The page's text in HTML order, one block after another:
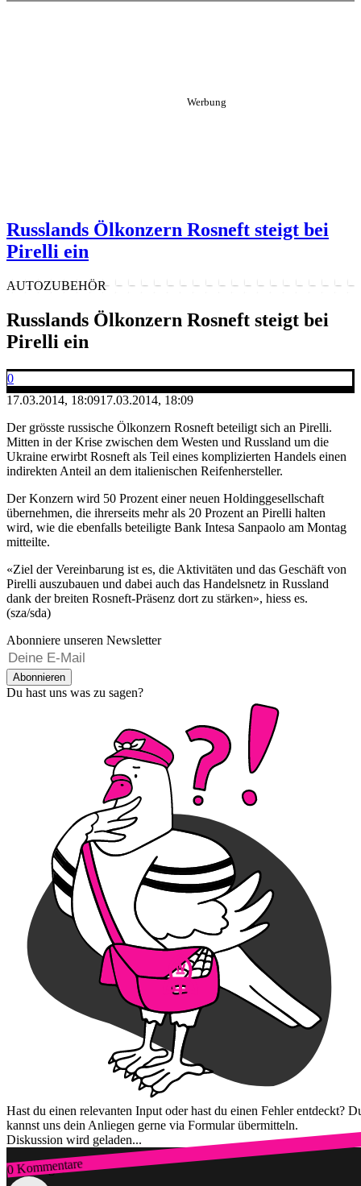
Russlands Ölkonzern Rosneft steigt bei
Pirelli ein
AUTOZUBEHÖR
Russlands Ölkonzern Rosneft steigt bei
Pirelli ein
0
17.03.2014, 18:0917.03.2014, 18:09
Der grösste russische Ölkonzern Rosneft beteiligt sich an Pirelli.
Mitten in der Krise zwischen dem Westen und Russland um die
Ukraine erwirbt Rosneft als Teil eines komplizierten Handels einen
indirekten Anteil an dem italienischen Reifenhersteller.
Der Konzern wird 50 Prozent einer neuen Holdinggesellschaft
übernehmen, die ihrerseits mehr als 20 Prozent an Pirelli halten
wird, wie die ebenfalls beteiligte Bank Intesa Sanpaolo am Montag
mitteilte.
«Ziel der Vereinbarung ist es, die Aktivitäten und das Geschäft von
Pirelli auszubauen und dabei auch das Handelsnetz in Russland
dank der breiten Rosneft-Präsenz dort zu stärken», hiess es.
(sza/sda)
Abonniere unseren Newsletter
Abonnieren
Du hast uns was zu sagen?
Hast du einen relevanten Input oder hast du einen Fehler entdeckt?
kannst uns dein Anliegen gerne via Formular übermitteln.
Diskussion wird geladen...
0 Kommentare
Zum Login